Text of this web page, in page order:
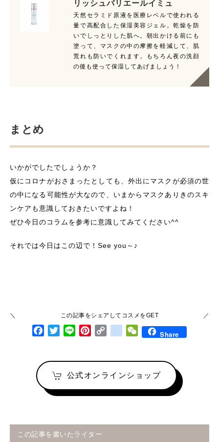
リッシュバリエールイミュ
天然セラミド原液を医療レベルで使われる
量で高配合した保湿美容ジェル。乾燥を防
いでしっとりした肌へ。朝出かける前にも
塗って、マスクの中の摩擦を軽減して、肌
荒れも防いでくれます。もちろん夜の洗顔
の後も使って保湿してあげましょう！
まとめ
いかがでしたでしょうか？
仮にコロナがおさまったとしても、外出にマスクが必須の世
の中になる可能性が大なので、いまからマスクありきのスキ
ンケアも意識しておきたいですよね！
ぜひ今日のコラムを参考に意識してみてください^^
それでは今日はこの辺で！See you～♪
この記事をシェアしてコスメをGET
Facebook
TwitterLine PinterestCopy Linkgoogle_bookmarks
WeChatShare
公式オンラインショップ
この記事を書いたライター